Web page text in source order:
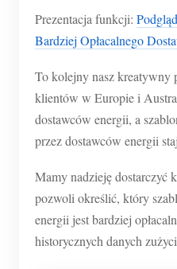
Prezentacja funkcji:
Bardziej Opłacalnego
To kolejny nasz kreatywny
klientów w Europie i
dostawców energii, a
przez dostawców energii
Mamy nadzieję dostarczyć
pozwoli określić, który
energii jest bardziej
historycznych danych